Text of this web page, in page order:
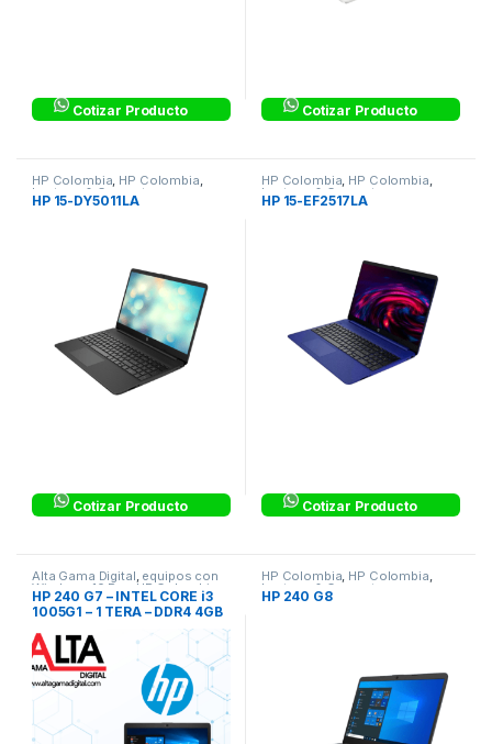
Cotizar Producto Cotizar Producto
HP Colombia, HP Colombia,
Laptops & Computers
HP 15-DY5011LA
Cotizar Producto
HP Colombia, HP Colombia,
Laptops & Computers
HP 15-EF2517LA
Cotizar Producto
Alta Gama Digital, equipos con
Windows 10 Pro,HP Colombia
HP Colombia,Linea Hogar,
Procesadores Intel® Core™ i3
HP 240 G7 – INTEL CORE i3
1005G1 – 1 TERA – DDR4 4GB
– 14″ HD – WINDOWS 10 PRO
HP Colombia, HP Colombia,
Laptops & Computers
HP 240 G8